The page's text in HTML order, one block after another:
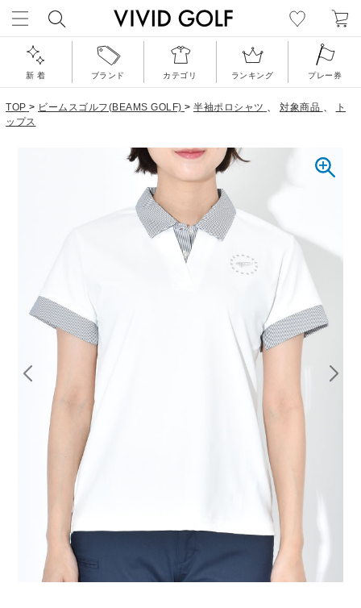
新 着 ブランド カテゴリ ランキング プレー券
TOP > ビームスゴルフ(BEAMS GOLF) > 半袖ポロシャツ 、 対象商品 、
ト
ップス